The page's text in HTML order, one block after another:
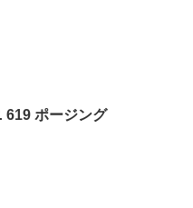
619 ポージング